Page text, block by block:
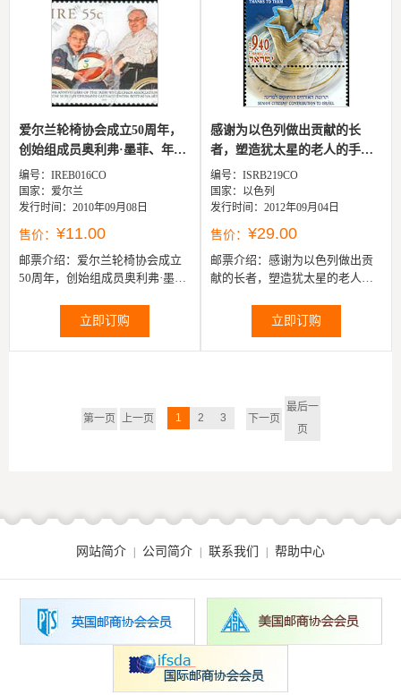
爱尔兰轮椅协会成立50周年，
创始组成员奥利弗·墨菲、年
幼...
编号：IREB016CO
国家：爱尔兰
发行时间：2010年09月08日
售价： ¥11.00
邮票介绍： 爱尔兰轮椅协会成立
50周年，创始组成员奥利弗·墨
立即订购
感谢为以色列做出贡献的长
者，塑造犹太星的老人的手带
边...
编号：ISRB219CO
国家：以色列
发行时间：2012年09月04日
售价： ¥29.00
邮票介绍： 感谢为以色列做出贡
献的长者，塑造犹太星的老人的
立即订购
第一页 上一页 1 2 3 下一页
最后一
页
网站简介 公司简介 联系我们 帮助中心